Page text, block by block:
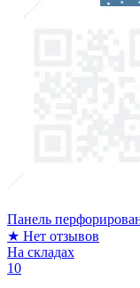
Панель
★ Нет отзывов
На складах
10